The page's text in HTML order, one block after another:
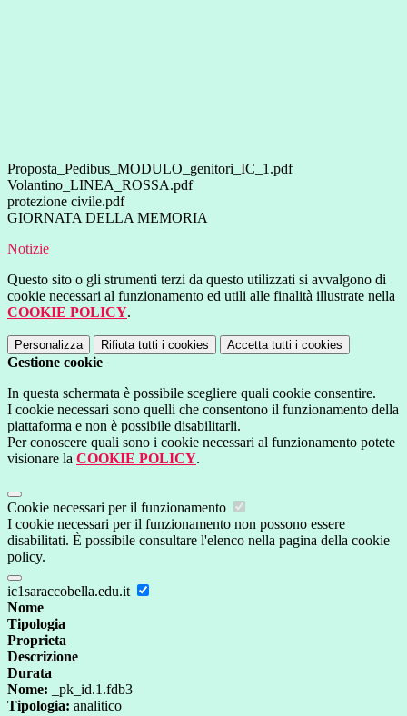
Proposta_Pedibus_MODULO_genitori_IC_1.pdf
Volantino_LINEA_ROSSA.pdf
protezione civile.pdf
GIORNATA DELLA MEMORIA
Notizie
Questo sito o gli strumenti terzi da questo utilizzati si avvalgono di
cookie necessari al funzionamento ed utili alle finalità illustrate nella
COOKIE POLICY.
Personalizza Rifiuta tutti i cookies Accetta tutti i cookies
Gestione cookie
In questa schermata è possibile scegliere quali cookie consentire.
I cookie necessari sono quelli che consentono il funzionamento della
piattaforma e non è possibile disabilitarli.
Per conoscere quali sono i cookie necessari al funzionamento potete
visionare la COOKIE POLICY.
Cookie necessari per il funzionamento
I cookie necessari per il funzionamento non possono essere
disabilitati. È possibile consultare l'elenco nella pagina della cookie
policy.
ic1saraccobella.edu.it
Nome
Tipologia
Proprieta
Descrizione
Durata
Nome: _pk_id.1.fdb3
Tipologia: analitico